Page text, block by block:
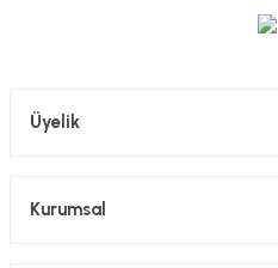
Üyelik
Kurumsal